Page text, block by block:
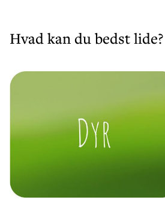
Hvad kan du bedst lide?